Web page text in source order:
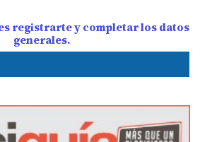
registrarte y completar los datos
generales.